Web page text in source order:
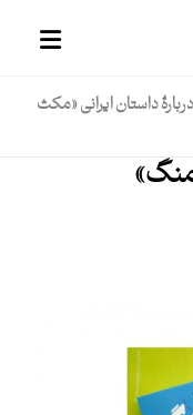
دربارۀ داستان ایرانی «مکث
منگ»